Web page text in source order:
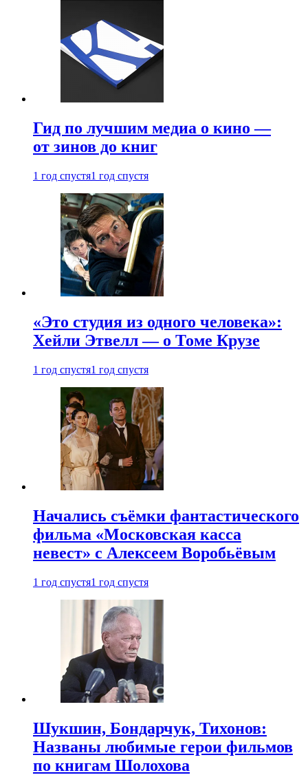
Гид по лучшим медиа о кино —
от зинов до книг
1 год спустя1 год спустя
«Это студия из одного человека»:
Хейли Этвелл — о Томе Крузе
1 год спустя1 год спустя
Начались съёмки фантастического
фильма «Московская касса
невест» с Алексеем Воробьёвым
1 год спустя1 год спустя
Шукшин, Бондарчук, Тихонов:
Названы любимые герои фильмов
по книгам Шолохова